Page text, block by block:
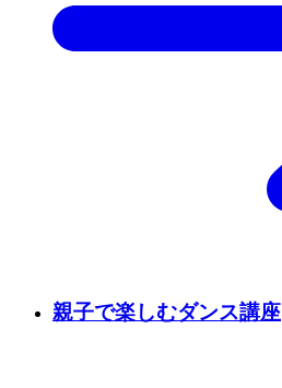
親子で楽しむダンス講座